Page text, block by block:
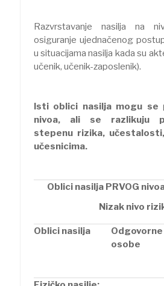
Razvrstavanje nasilja na
osiguranje ujednačenog
u situacijama nasilja kada su
učenik, učenik-zaposlenik).
Isti oblici nasilja mogu se
nivoa, ali se razlikuju
stepenu rizika,
učesnicima.
Oblici nasilja PRVOG
Nizak nivo
Oblici nasilja
Odgovorne
osobe